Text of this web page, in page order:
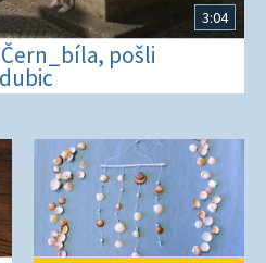
3:04
pošli